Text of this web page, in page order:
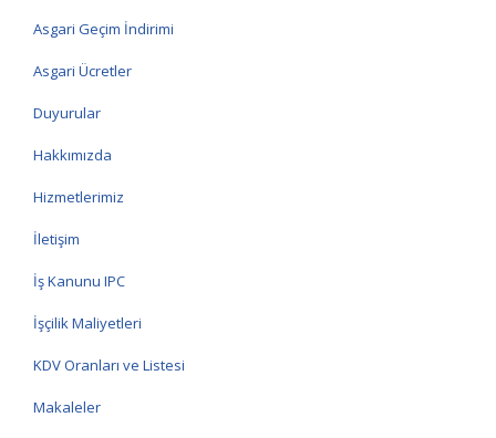
Asgari Geçim İndirimi
Asgari Ücretler
Duyurular
Hakkımızda
Hizmetlerimiz
İletişim
İş Kanunu IPC
İşçilik Maliyetleri
KDV Oranları ve Listesi
Makaleler